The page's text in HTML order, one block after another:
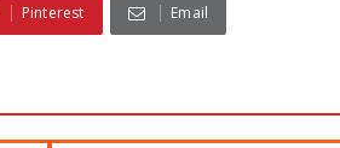
Pinterest Email